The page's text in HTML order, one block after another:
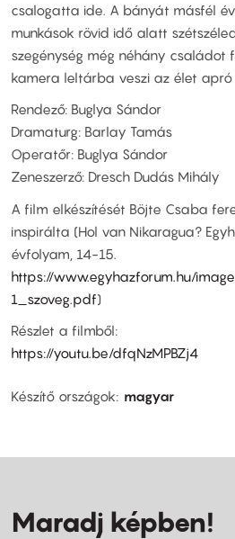
csalogatta ide. A bányát másfél
munkások rövid idő alatt
szegénység még néhány családot
kamera leltárba veszi az élet apró
Rendező: Buglya Sándor
Dramaturg: Barlay Tamás
Operatőr: Buglya Sándor
Zeneszerző: Dresch Dudás Mihály
A film elkészítését Böjte Csaba
inspirálta (Hol van Nikaragua?
évfolyam, 14-15.
https://www.egyhazforum.hu/
1_szoveg.pdf)
Részlet a filmből:
https://youtu.be/dfqNzMPBZj4
Készítő országok magyar
Maradj képben!